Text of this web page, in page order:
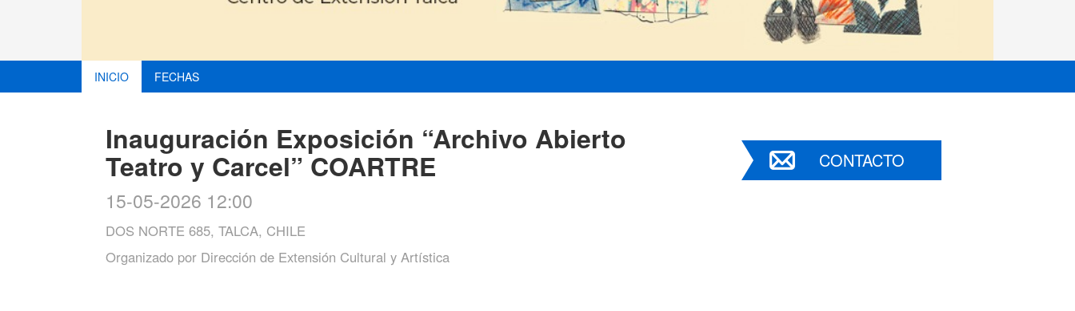
INICIO FECHAS
Inauguración Exposición “Archivo Abierto
Teatro y Carcel” COARTRE
15-05-2026 12:00
DOS NORTE 685, TALCA, CHILE
Organizado por Dirección de Extensión Cultural y Artística
CONTACTO